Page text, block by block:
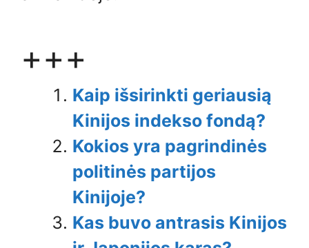
+++
Kaip išsirinkti geriausią
Kinijos indekso fondą?
Kokios yra pagrindinės
politinės partijos
Kinijoje?
Kas buvo antrasis Kinijos